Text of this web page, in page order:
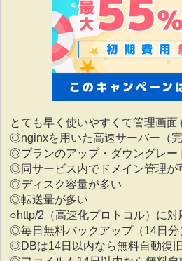
とても早く使いやすくて管理画面
◎nginxを用いた高速サーバー（完
◎プランのアップ・ダウングレー
◎同サービス内でドメイン管理が
◎ディスク容量が多い
◎転送量が多い
○http/2（高速化プロトコル）に対
◎毎日無料バックアップ（14日分
◎DBは14日以内なら無料自動復